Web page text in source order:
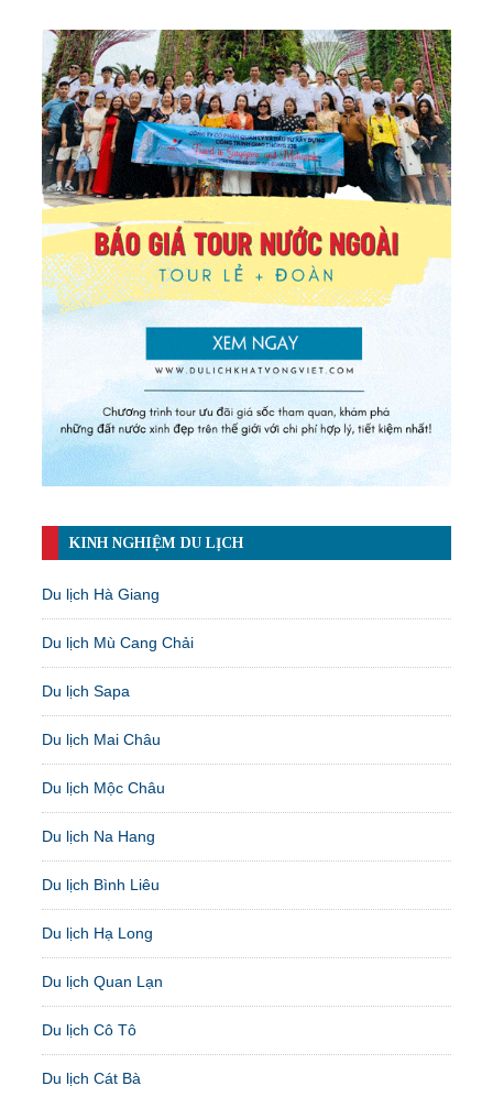
KINH NGHIỆM DU LỊCH
Du lịch Hà Giang
Du lịch Mù Cang Chải
Du lịch Sapa
Du lịch Mai Châu
Du lịch Mộc Châu
Du lịch Na Hang
Du lịch Bình Liêu
Du lịch Hạ Long
Du lịch Quan Lạn
Du lịch Cô Tô
Du lịch Cát Bà